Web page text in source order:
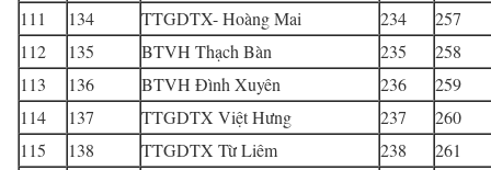
111
134 TTGDTX- Hoàng Mai 234
257
112
135 BTVH Thạch Bàn 235
258
113
136 BTVH Đình Xuyên 236
259
114
137 TTGDTX Việt Hưng 237
260
115
138 TTGDTX Từ Liêm 238
261